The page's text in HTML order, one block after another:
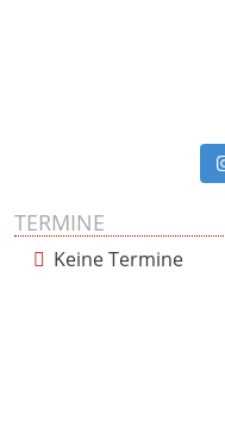
TERMINE
Keine Termine